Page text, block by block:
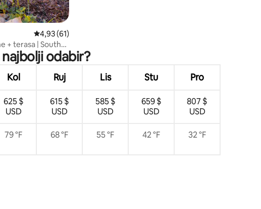
Prosječna ocjena: 4,93/5, recenzija: 61
4,93 (61)
+ terasa | South
odabir?
Kol Ruj Lis Stu Pro
625 $
USD
615 $
USD
585 $
USD
659 $
USD
807 $
USD
79 °F 68 °F 55 °F 42 °F 32 °F